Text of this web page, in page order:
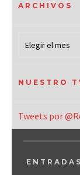
ARCHIVOS
NUESTRO
Tweets por